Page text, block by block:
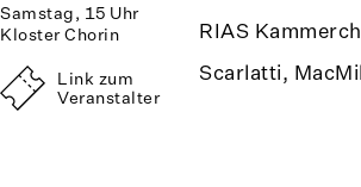
Samstag, 15 Uhr
Kloster Chorin
Link zum
Veranstalter
RIAS
Scarlatti,